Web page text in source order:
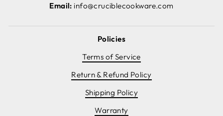
Email: info@cruciblecookware.com
Policies
Terms of Service
Return & Refund Policy
Shipping Policy
Warranty